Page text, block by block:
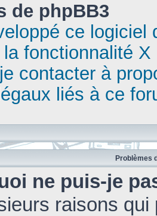
de phpBB3
ce logiciel
fonctionnalité X
contacter à
liés à ce
Problèmes
ne puis-je
raisons